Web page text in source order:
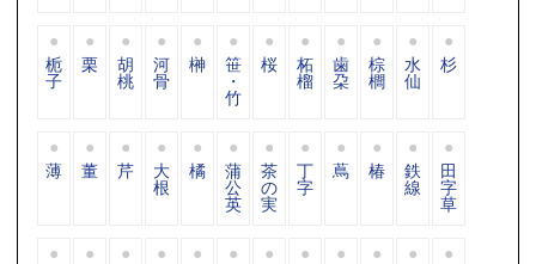
栀
子
栗 胡
桃
河
骨
榊 笹
・
竹
桜 柘
榴
歯
朶
棕
櫚
水
仙
杉
薄 董 芹 大
根
橘 蒲
公
英
茶
の
実
丁
字
蔦 椿 鉄
線
田
字
草